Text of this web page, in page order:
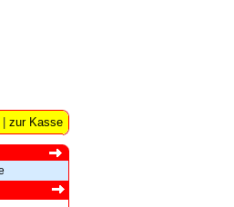
zur Kasse